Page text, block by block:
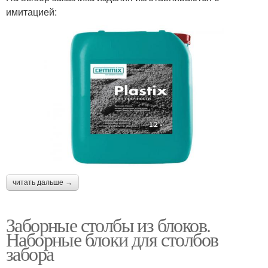
имитацией:
читать дальше →
Заборные столбы из блоков.
Наборные блоки для столбов
забора